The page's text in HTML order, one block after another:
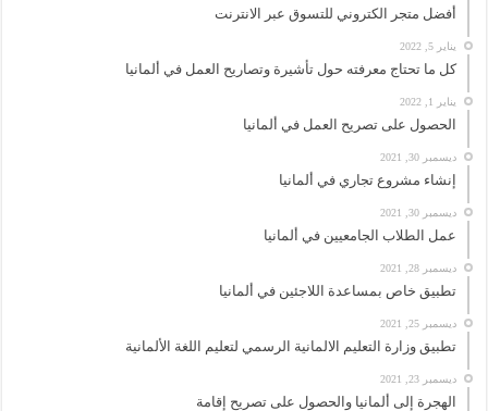
أفضل متجر الكتروني للتسوق عبر الانترنت
يناير 5, 2022
كل ما تحتاج معرفته حول تأشيرة وتصاريح العمل في ألمانيا
يناير 1, 2022
الحصول على تصريح العمل في ألمانيا
ديسمبر 30, 2021
إنشاء مشروع تجاري في ألمانيا
ديسمبر 30, 2021
عمل الطلاب الجامعيين في ألمانيا
ديسمبر 28, 2021
تطبيق خاص بمساعدة اللاجئين في ألمانيا
ديسمبر 25, 2021
تطبيق وزارة التعليم الالمانية الرسمي لتعليم اللغة الألمانية
ديسمبر 23, 2021
الهجرة إلى ألمانيا والحصول على تصريح إقامة